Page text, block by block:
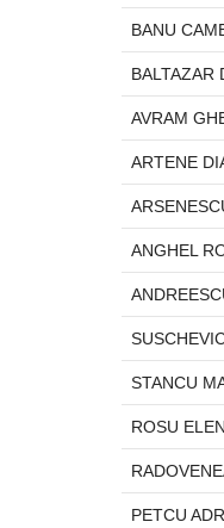
BANU
BALTAZAR
AVRAM
ARTENE
ANGHEL
STANCU
ROSU
PETCU